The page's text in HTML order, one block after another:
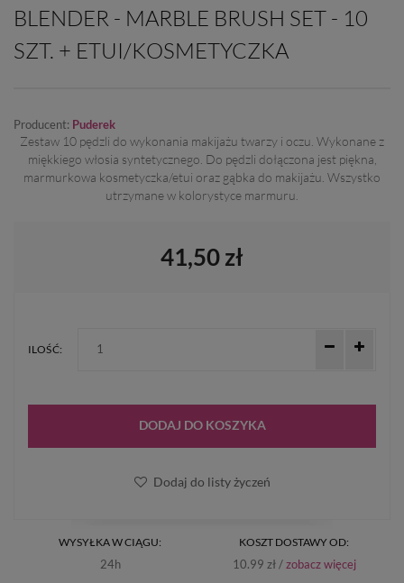
BLENDER - MARBLE BRUSH SET - 10
SZT. + ETUI/KOSMETYCZKA
Producent: Puderek
Zestaw 10 pędzli do wykonania makijażu twarzy i oczu. Wykonane z
miękkiego włosia syntetycznego. Do pędzli dołączona jest piękna,
marmurkowa kosmetyczka/etui oraz gąbka do makijażu. Wszystko
utrzymane w kolorystyce marmuru.
WYSYŁKA W CIĄGU:
24h
KOSZT DOSTAWY OD:
10.99 zł /zobacz więcej
41,50 zł
ILOŚĆ:
DODAJ DO KOSZYKA
Dodaj do listy życzeń